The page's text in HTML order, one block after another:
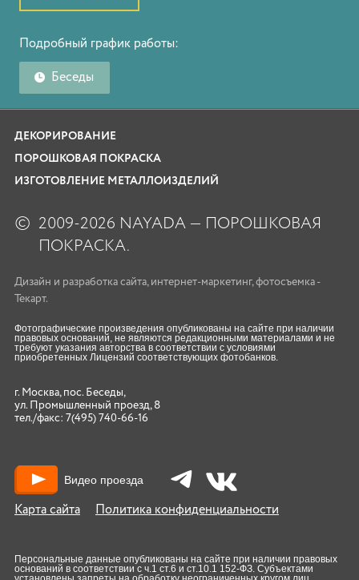
Подробный график работы:
Беседы
ДЕКОРИРОВАНИЕ
ПОРОШКОВАЯ ПОКРАСКА
ИЗГОТОВЛЕНИЕ МЕТАЛЛОИЗДЕЛИЙ
© 2009-2026 NAYADA — ПОРОШКОВАЯ
ПОКРАСКА.
Дизайн и разработка сайта, интернет-маркетинг,фотосъемка -
Текарт.
Фотографические произведения опубликованы на сайте при наличии
правовых оснований, не являются редакционными материалами и не
требуют указания авторства в соответствии с условиями
приобретенных Лицензий соответствующих фотобанков.
г. Москва, пос. Беседы,
ул. Промышленный проезд, 8
тел./факс: 7(495) 740-66-16
Карта сайта Политика конфиденциальности
Видео проезда
Персональные данные опубликованы на сайте при наличии правовых
оснований в соответствии с ч.1 ст.6 и ст.10.1 152-ФЗ. Субъектами